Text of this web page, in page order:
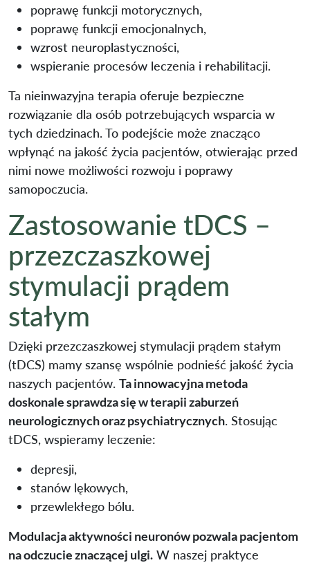
poprawę funkcji motorycznych,
poprawę funkcji emocjonalnych,
wzrost neuroplastyczności,
wspieranie procesów leczenia i rehabilitacji.
Ta nieinwazyjna terapia oferuje bezpieczne
rozwiązanie dla osób potrzebujących wsparcia w
tych dziedzinach. To podejście może znacząco
wpłynąć na jakość życia pacjentów, otwierając przed
nimi nowe możliwości rozwoju i poprawy
samopoczucia.
Zastosowanie tDCS –
przezczaszkowej
stymulacji prądem
stałym
Dzięki przezczaszkowej stymulacji prądem stałym
(tDCS) mamy szansę wspólnie podnieść jakość życia
naszych pacjentów. Ta innowacyjna metoda
doskonale sprawdza się w terapii zaburzeń
neurologicznych oraz psychiatrycznych. Stosując
tDCS, wspieramy leczenie:
depresji,
stanów lękowych,
przewlekłego bólu.
Modulacja aktywności neuronów pozwala pacjentom
na odczucie znaczącej ulgi. W naszej praktyce